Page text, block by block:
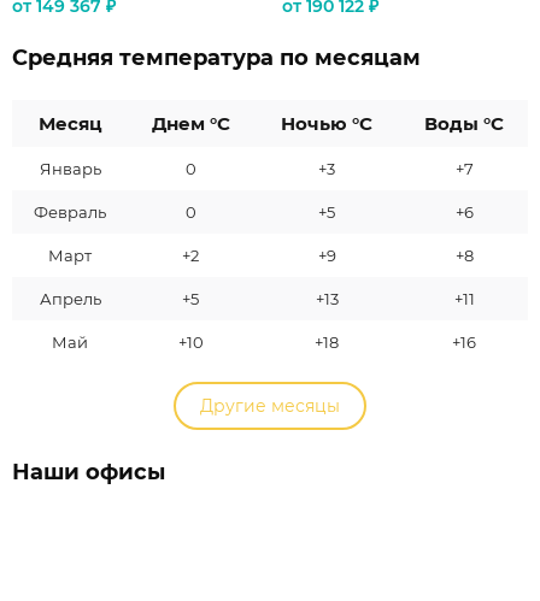
от 149 367 ₽
от 190 122 ₽
Средняя температура по месяцам
Месяц Днем °C Ночью °C Воды °C
Январь 0 +3 +7
Февраль 0 +5 +6
Март +2 +9 +8
Апрель +5 +13 +11
Май +10 +18 +16
Другие месяцы
Наши офисы